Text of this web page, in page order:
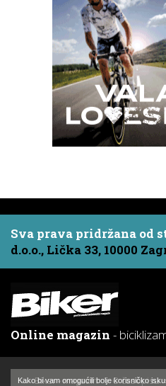
Sva prava pridržana od
d.o.o., Lička 33, 10000
Online magazin -
Biker - magazin O časopisu
Kako bi vam omogućili bolje korisničko